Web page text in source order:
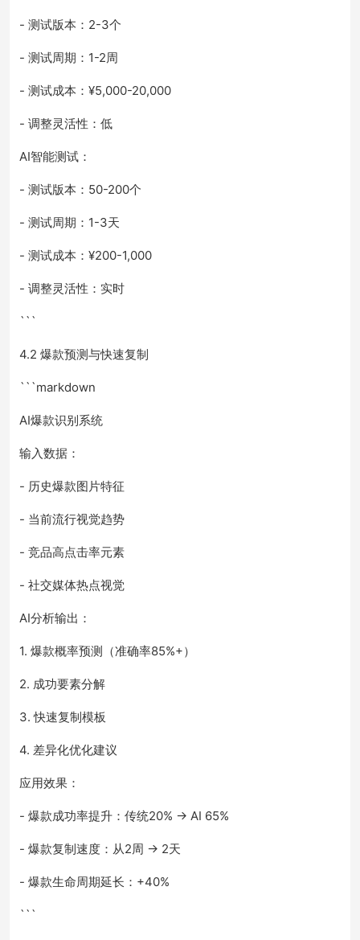
- 测试版本：2-3个
- 测试周期：1-2周
- 测试成本：¥5,000-20,000
- 调整灵活性：低
AI智能测试：
- 测试版本：50-200个
- 测试周期：1-3天
- 测试成本：¥200-1,000
- 调整灵活性：实时
```
4.2 爆款预测与快速复制
```markdown
AI爆款识别系统
输入数据：
- 历史爆款图片特征
- 当前流行视觉趋势
- 竞品高点击率元素
- 社交媒体热点视觉
AI分析输出：
1. 爆款概率预测（准确率85%+）
2. 成功要素分解
3. 快速复制模板
4. 差异化优化建议
应用效果：
- 爆款成功率提升：传统20% → AI 65%
- 爆款复制速度：从2周 → 2天
- 爆款生命周期延长：+40%
```